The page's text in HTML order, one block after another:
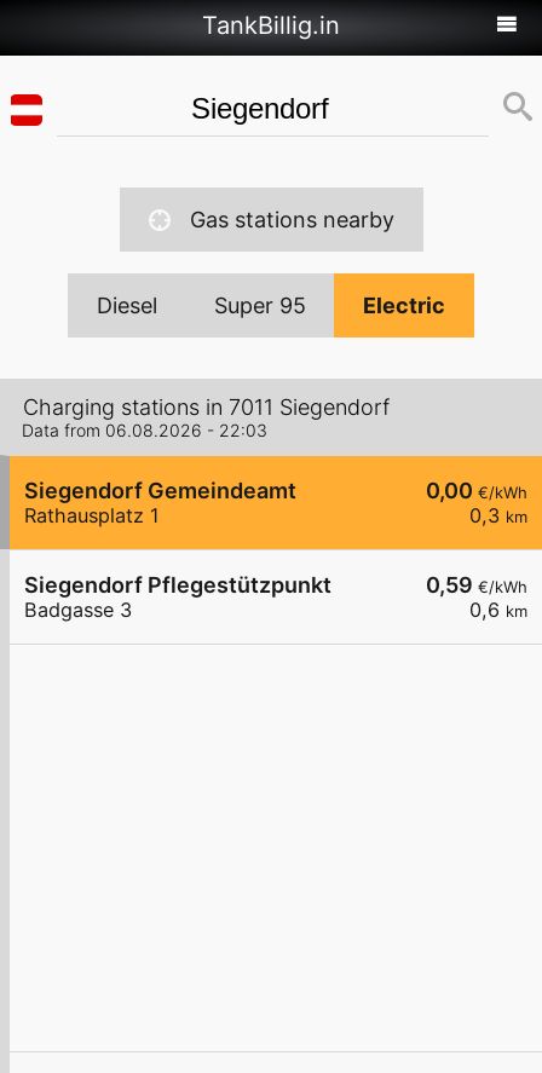
TankBillig.in
Gas stations nearby
Diesel Super 95 Electric
Charging stations in 7011 Siegendorf
Data from 06.08.2026 - 22:03
0,00 €/kWh
0,3 km
Siegendorf Gemeindeamt
Rathausplatz 1
0,59 €/kWh
0,6 km
Siegendorf Pflegestützpunkt
Badgasse 3